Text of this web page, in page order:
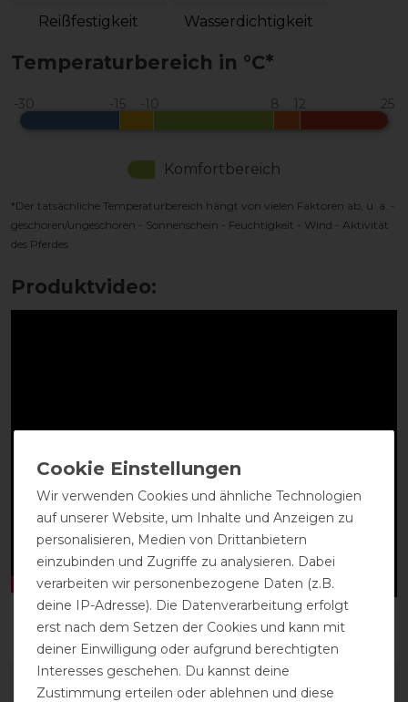
Reißfestigkeit Wasserdichtigkeit
Temperaturbereich in °C*
Komfortbereich
*Der tatsächliche Temperaturbereich hängt von vielen Faktoren ab, u. a. -
geschoren/ungeschoren - Sonnenschein - Feuchtigkeit - Wind - Aktivität
des Pferdes
Produktvideo:
Wir verwenden Cookies und ähnliche Technologien
auf unserer Website, um Inhalte und Anzeigen zu
personalisieren, Medien von Drittanbietern
einzubinden und Zugriffe zu analysieren. Dabei
verarbeiten wir personenbezogene Daten (z.B.
deine IP-Adresse). Die Datenverarbeitung erfolgt
erst nach dem Setzen der Cookies und kann mit
deiner Einwilligung oder aufgrund berechtigten
Interesses geschehen. Du kannst deine
Zustimmung erteilen oder ablehnen und diese